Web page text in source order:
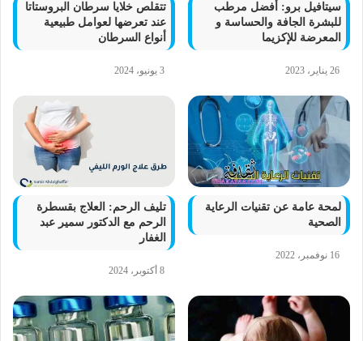
سيتافيل برو: أفضل مرطب
للبشرة الجافة والحساسة و
المعرضة للإكزيما
26 يناير، 2023
تتقلص خلايا سرطان البروستاتا
عند تعرضها لعوامل طبيعية
أنواع السرطان
3 يونيو، 2024
لمحة عامة عن تقنيات الرعاية
الصحية
16 نوفمبر، 2022
تليف الرحم: العلاج بقسطرة
الرحم مع الدكتور سمير عبد
الغفار
8 أكتوبر، 2024